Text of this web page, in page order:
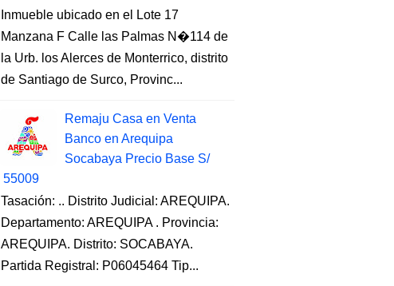
Inmueble ubicado en el Lote 17
Manzana F Calle las Palmas N�114 de
la Urb. los Alerces de Monterrico, distrito
de Santiago de Surco, Provinc...
Remaju Casa en Venta
Banco en Arequipa
Socabaya Precio Base S/
55009
Tasación: .. Distrito Judicial: AREQUIPA.
Departamento: AREQUIPA . Provincia:
AREQUIPA. Distrito: SOCABAYA.
Partida Registral: P06045464 Tip...